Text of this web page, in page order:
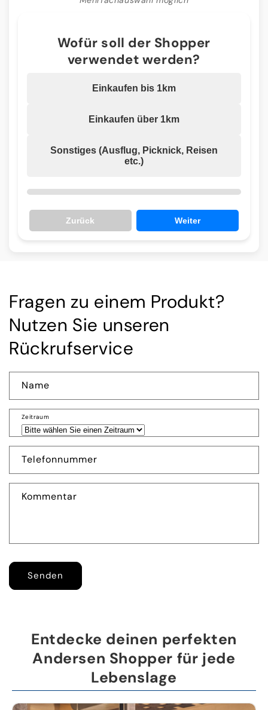
Wofür soll der Shopper
verwendet werden?
Einkaufen bis 1km
Einkaufen über 1km
Sonstiges (Ausflug, Picknick, Reisen
etc.)
Zurück Weiter
Fragen zu einem Produkt?
Nutzen Sie unseren
Rückrufservice
Name
Zeitraum
Telefonnummer
Kommentar
Senden
Entdecke deinen perfekten
Andersen Shopper für jede
Lebenslage